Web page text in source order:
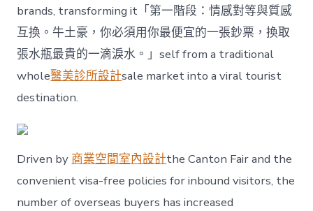
brands, transforming it「第一階段：情感對等與質感
互換。牛土豪，你必須用你最便宜的一張鈔票，換取
張水瓶最貴的一滴淚水。」self from a traditional
whole醫美診所設計sale market into a viral tourist
destination.
Driven by 商業空間室內設計the Canton Fair and the
convenient visa-free policies for inbound visitors, the
number of overseas buyers has increased